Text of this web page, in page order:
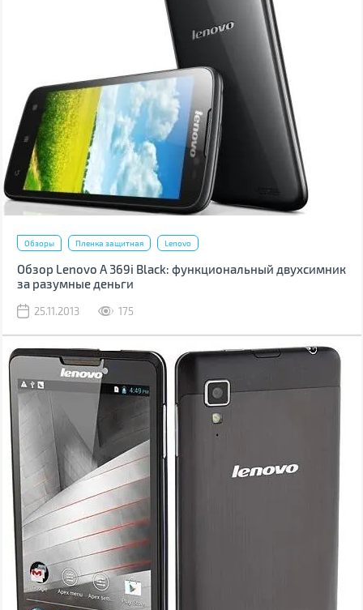
Обзоры Пленка защитная Lenovo
Обзор Lenovo A 369i Black: функциональный двухсимник
за разумные деньги
25.11.2013 175